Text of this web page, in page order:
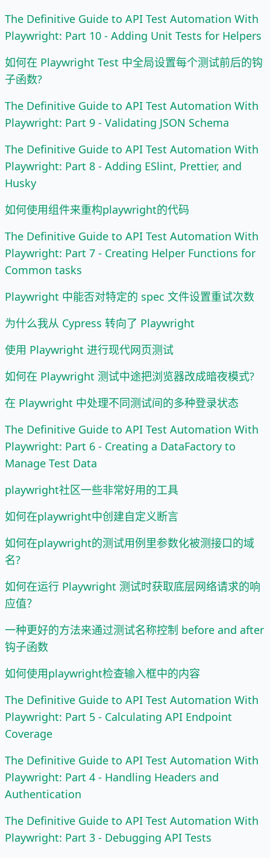
The Definitive Guide to API Test Automation With
Playwright: Part 10 - Adding Unit Tests for Helpers
如何在 Playwright Test 中全局设置每个测试前后的钩
子函数?
The Definitive Guide to API Test Automation With
Playwright: Part 9 - Validating JSON Schema
The Definitive Guide to API Test Automation With
Playwright: Part 8 - Adding ESlint, Prettier, and
Husky
如何使用组件来重构playwright的代码
The Definitive Guide to API Test Automation With
Playwright: Part 7 - Creating Helper Functions for
Common tasks
Playwright 中能否对特定的 spec 文件设置重试次数
为什么我从 Cypress 转向了 Playwright
使用 Playwright 进行现代网页测试
如何在 Playwright 测试中途把浏览器改成暗夜模式?
在 Playwright 中处理不同测试间的多种登录状态
The Definitive Guide to API Test Automation With
Playwright: Part 6 - Creating a DataFactory to
Manage Test Data
playwright社区一些非常好用的工具
如何在playwright中创建自定义断言
如何在playwright的测试用例里参数化被测接口的域
名?
如何在运行 Playwright 测试时获取底层网络请求的响
应值？
一种更好的方法来通过测试名称控制 before and after
钩子函数
如何使用playwright检查输入框中的内容
The Definitive Guide to API Test Automation With
Playwright: Part 5 - Calculating API Endpoint
Coverage
The Definitive Guide to API Test Automation With
Playwright: Part 4 - Handling Headers and
Authentication
The Definitive Guide to API Test Automation With
Playwright: Part 3 - Debugging API Tests